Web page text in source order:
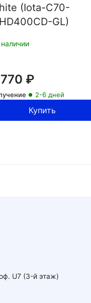
(Iota-C70-
GL)
₽
2-6 дней
Купить
U7 (3-й этаж)